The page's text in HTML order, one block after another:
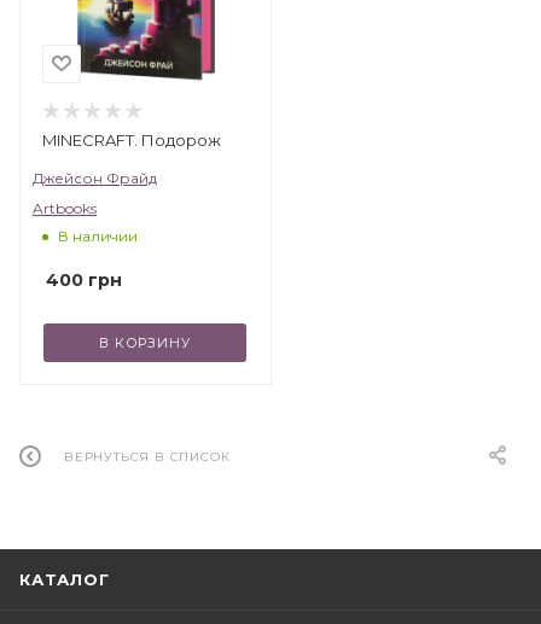
MINECRAFT. Подорож
Джейсон Фрайд
Artbooks
В наличии
400 грн
В КОРЗИНУ
ВЕРНУТЬСЯ В СПИСОК
КАТАЛОГ